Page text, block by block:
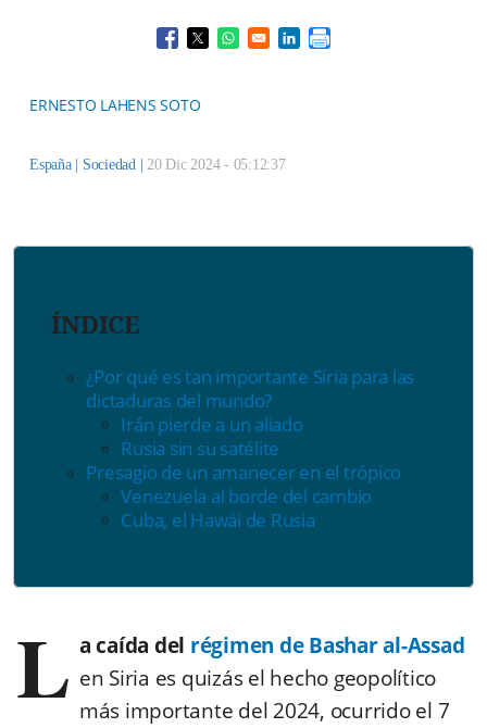
Opens in a new window
Opens in a new window
Opens in a new window
Opens in a new window
ERNESTO LAHENS SOTO
España | Sociedad | 20 Dic 2024 - 05:12:37
ÍNDICE
¿Por qué es tan importante Siria para las
dictaduras del mundo?
Irán pierde a un aliado
Rusia sin su satélite
Presagio de un amanecer en el trópico
Venezuela al borde del cambio
Cuba, el Hawái de Rusia
L a caída del régimen de Bashar al-Assad
en Siria es quizás el hecho geopolítico
más importante del 2024, ocurrido el 7